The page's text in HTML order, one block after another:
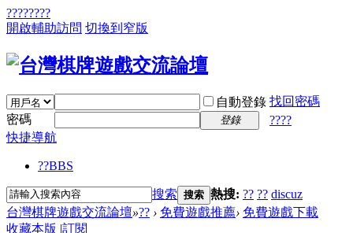
????????
開啟輔助訪問 切換到窄版
自動登錄 找回密碼
密碼
登錄
????
快捷導航
??BBS
搜索 搜索 熱搜: ?? ?? discuz
台灣棋牌遊戲交流論壇»?? › 免費遊戲推薦› 免費遊戲下載
收藏本版 |訂閱